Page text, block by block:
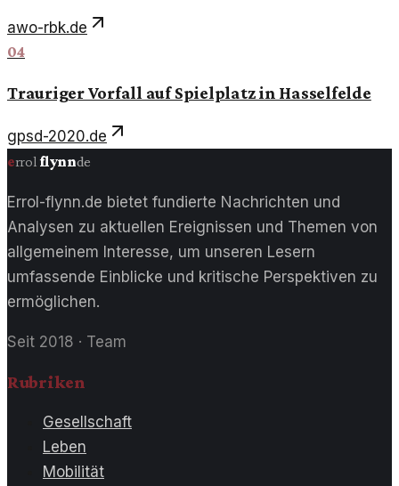
awo-rbk.de
04
Trauriger Vorfall auf Spielplatz in Hasselfelde
gpsd-2020.de
errolflynnde
Errol-flynn.de bietet fundierte Nachrichten und
Analysen zu aktuellen Ereignissen und Themen von
allgemeinem Interesse, um unseren Lesern
umfassende Einblicke und kritische Perspektiven zu
ermöglichen.
Seit 2018 · Team
Rubriken
Gesellschaft
Leben
Mobilität